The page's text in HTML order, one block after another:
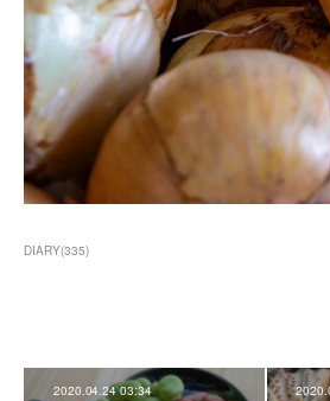
DIARY(335)
2020.04.24 03:34